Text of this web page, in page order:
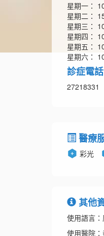
星期一：
星期二：
星期三：
星期四：
星期五：
星期六：
診症電話
27218331
醫療
彩光
其他
使用語言
使用醫院